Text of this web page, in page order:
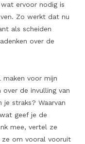
ervoor nodig is
Zo werkt dat nu
als scheiden
over de
voor mijn
de invulling van
je straks? Waarvan
geef je de
mee, vertel ze
om vooral vooruit